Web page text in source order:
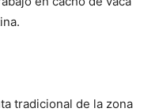
tradicional de la zona